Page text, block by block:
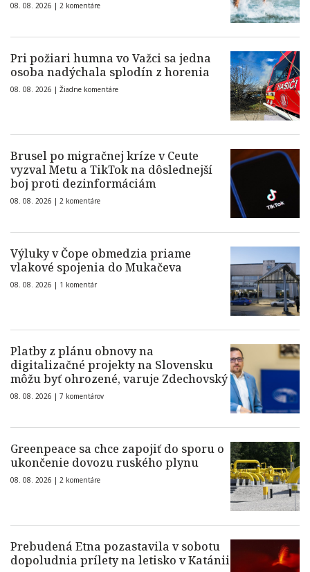
08. 08. 2026 | 2 komentáre
Pri požiari humna vo Važci sa jedna
osoba nadýchala splodín z horenia
08. 08. 2026 | Žiadne komentáre
Brusel po migračnej kríze v Ceute
vyzval Metu a TikTok na dôslednejší
boj proti dezinformáciám
08. 08. 2026 | 2 komentáre
Výluky v Čope obmedzia priame
vlakové spojenia do Mukačeva
08. 08. 2026 | 1 komentár
Platby z plánu obnovy na
digitalizačné projekty na Slovensku
môžu byť ohrozené, varuje Zdechovský
08. 08. 2026 | 7 komentárov
Greenpeace sa chce zapojiť do sporu o
ukončenie dovozu ruského plynu
08. 08. 2026 | 2 komentáre
Prebudená Etna pozastavila v sobotu
dopoludnia prílety na letisko v Katánii